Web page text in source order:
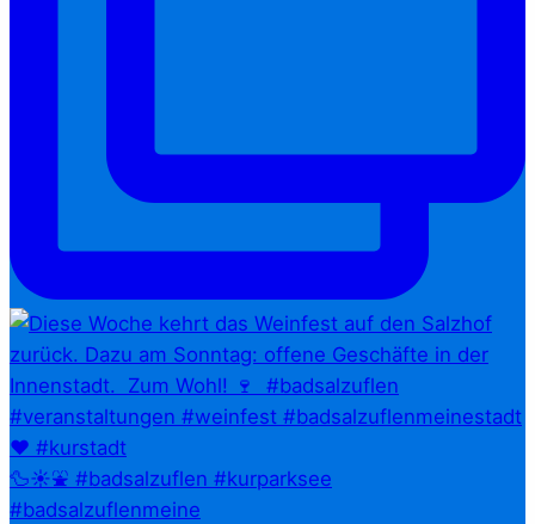
🦆☀️⛲ #badsalzuflen #kurparksee
#badsalzuflenmeine